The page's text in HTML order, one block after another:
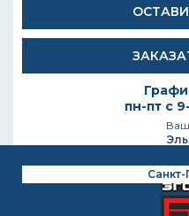
пн-пт с